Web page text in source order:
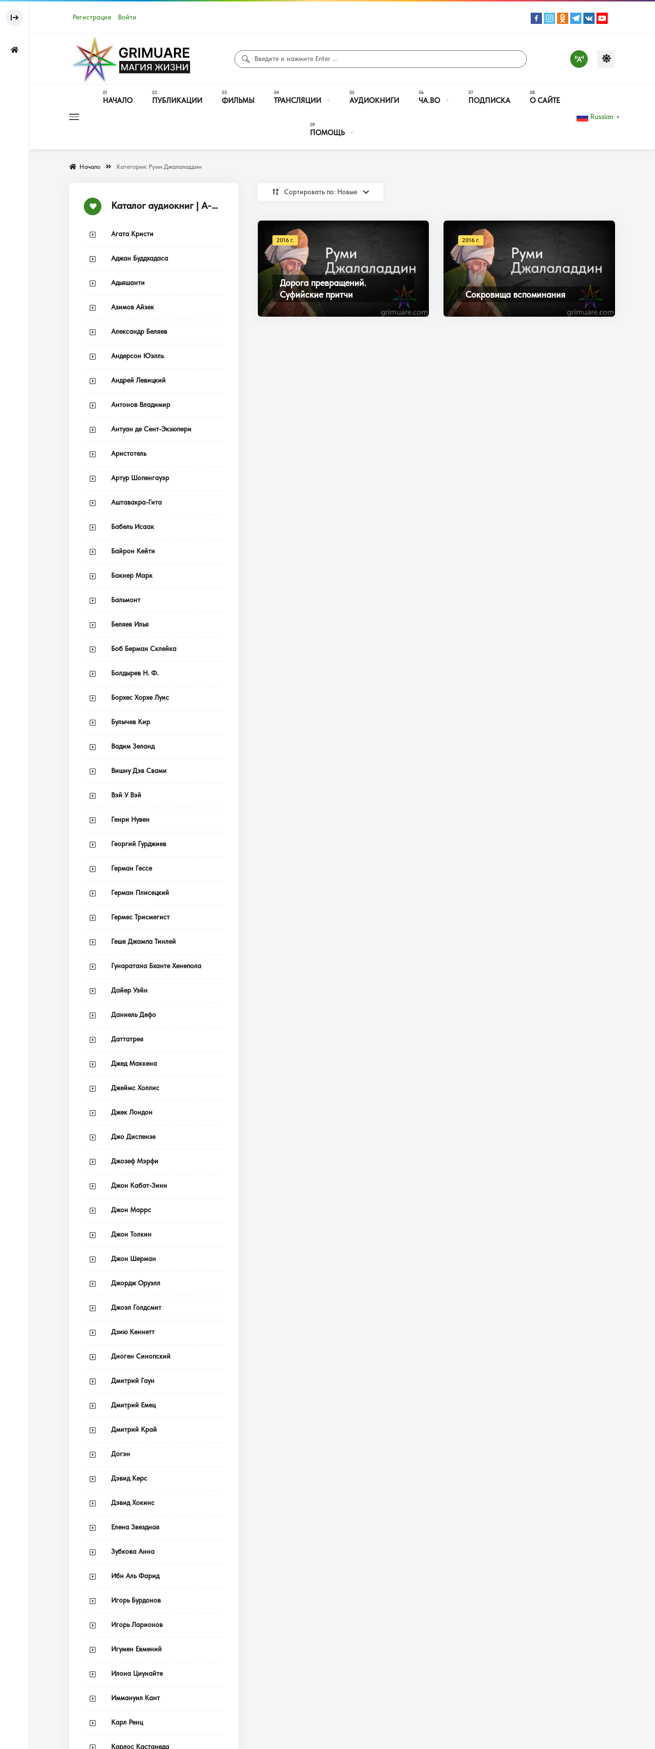
Регистрация Войти
НАЧАЛО ПУБЛИКАЦИИ ФИЛЬМЫ ТРАНСЛЯЦИИ АУДИОКНИГИ ЧА.ВО ПОДПИСКА О САЙТЕ
ПОМОЩЬ
Russian ▼
Начало Категория: Руми Джалаладдин
Сортировать по: Новые
2016 г.
Дорога превращений.
Суфийские притчи
2016 г.
Сокровища вспоминания
Каталог аудиокниг | А-Я
Агата Кристи
Аджан Буддхадаса
Адьяшанти
Азимов Айзек
Александр Беляев
Андерсон Юэлль
Андрей Левицкий
Антонов Владимир
Антуан де Сент-Экзюпери
Аристотель
Артур Шопенгауэр
Аштавакра-Гита
Бабель Исаак
Байрон Кейти
Бакнер Марк
Бальмонт
Беляев Илья
Боб Берман Склейка
Болдырев Н. Ф.
Борхес Хорхе Луис
Булычев Кир
Вадим Зеланд
Вишну Дэв Свами
Вэй У Вэй
Генри Нувен
Георгий Гурджиев
Герман Гессе
Герман Плисецкий
Гермес Трисмегист
Геше Джампа Тинлей
Гунаратана Бханте Хенепола
Дайер Уэйн
Даниель Дефо
Даттатрея
Джед Маккена
Джеймс Холлис
Джек Лондон
Джо Диспензе
Джозеф Мэрфи
Джон Кабат-Зинн
Джон Маррс
Джон Толкин
Джон Шерман
Джордж Оруэлл
Джоэл Голдсмит
Дзию Кеннетт
Диоген Синопский
Дмитрий Гаун
Дмитрий Емец
Дмитрий Край
Догэн
Дэвид Керс
Дэвид Хокинс
Елена Звездная
Зубкова Анна
Ибн Аль Фарид
Игорь Бурдонов
Игорь Ларионов
Игумен Евмений
Илона Циунайте
Иммануил Кант
Карл Ренц
Карлос Кастанеда